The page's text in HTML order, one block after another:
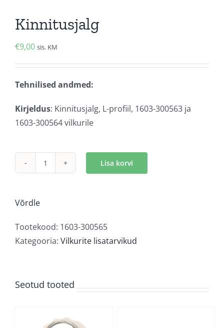
Kinnitusjalg
€9,00 sis. KM
Tehnilised andmed:
Kirjeldus: Kinnitusjalg, L-profiil, 1603-300563 ja
1603-300564 vilkurile
Kinnitusjalg
Lisa korvi
Võrdle
Tootekood: 1603-300565
Kategooria: Vilkurite lisatarvikud
Seotud tooted